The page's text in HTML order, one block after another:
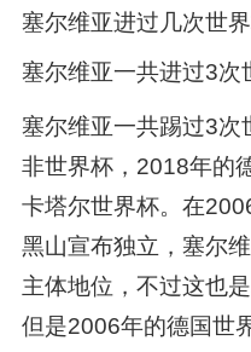
塞尔维亚进过几次世
塞尔维亚一共进过3次
塞尔维亚一共踢过3
非世界杯，2018年的
卡塔尔世界杯。在
黑山宣布独立，塞尔
主体地位，不过这也
但是2006年的德国世